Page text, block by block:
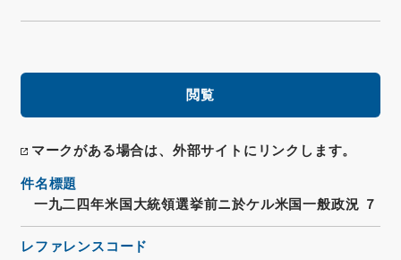
閲覧
マークがある場合は、外部サイトにリンクします。
件名標題
一九二四年米国大統領選挙前ニ於ケル米国一般政況 ７
レファレンスコード